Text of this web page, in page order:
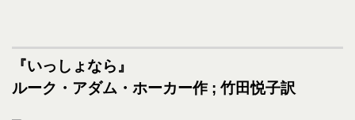
『いっしょなら』
ルーク・アダム・ホーカー作 ; 竹田悦子訳